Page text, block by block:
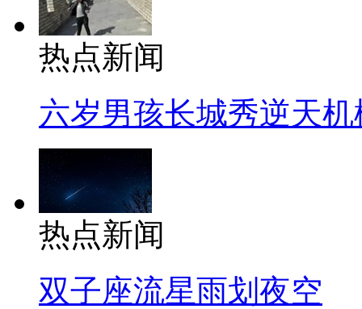
热点新闻
六岁男孩长城秀逆天机
热点新闻
双子座流星雨划夜空